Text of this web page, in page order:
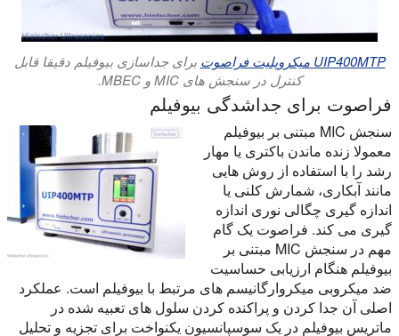
UIP400MTP میکروپلیت فراصوت
برای جداسازی بیوفیلم دقیقا قابل
کنترل در سنجش های MIC و MBEC.
فراصوت برای جداشدگی بیوفیلم
سنجش MIC مبتنی بر بیوفیلم
معمولا زنده ماندن باکتری یا مهار
رشد را با استفاده از روش هایی
مانند آبکاری، شمارش کلنی یا
اندازه گیری چگالی نوری اندازه
گیری می کند. فراصوت یک گام
مهم در سنجش MIC مبتنی بر
بیوفیلم هنگام ارزیابی حساسیت
ضد میکروبی میکروارگانیسم های مرتبط با بیوفیلم است. عملکرد
اصلی آن جدا کردن و پراکنده کردن سلول های تعبیه شده در
ماتریس بیوفیلم در یک سوسپانسیون یکنواخت برای تجزیه و تحلیل